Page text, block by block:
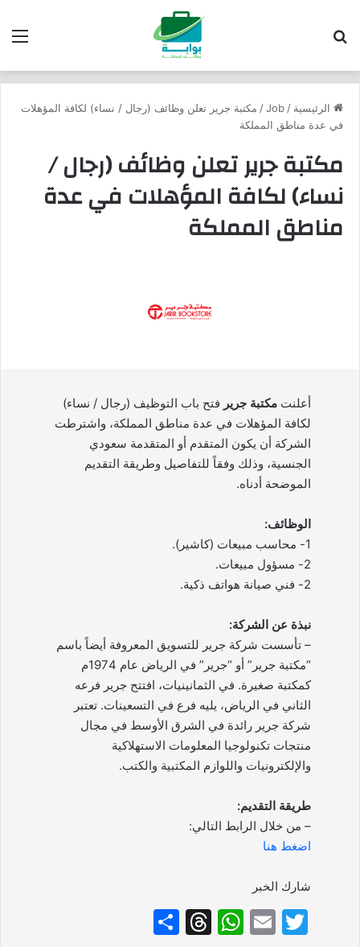
الرئيسية /
Job
/ مكتبة جرير تعلن وظائف (رجال / نساء) لكافة المؤهلات
في عدة مناطق المملكة
مكتبة جرير تعلن وظائف (رجال /
نساء) لكافة المؤهلات في عدة
مناطق المملكة
أعلنت مكتبة جرير فتح باب التوظيف (رجال / نساء)
لكافة المؤهلات في عدة مناطق المملكة، واشترطت
الشركة أن يكون المتقدم أو المتقدمة سعودي
الجنسية، وذلك وفقاً للتفاصيل وطريقة التقديم
الموضحة أدناه.
الوظائف:
1- محاسب مبيعات (كاشير).
2- مسؤول مبيعات.
2- فني صيانة هواتف ذكية.
نبذة عن الشركة:
– تأسست شركة جرير للتسويق المعروفة أيضاً باسم
“مكتبة جرير” أو “جرير” في الرياض عام 1974م
كمكتبة صغيرة. في الثمانينيات، افتتح جرير فرعه
الثاني في الرياض، يليه فرع في التسعينات. تعتبر
شركة جرير رائدة في الشرق الأوسط في مجال
منتجات تكنولوجيا المعلومات الاستهلاكية
والإلكترونيات واللوازم المكتبية والكتب.
طريقة التقديم:
– من خلال الرابط التالي:
اضغط هنا
شارك الخبر
T
E
W
T